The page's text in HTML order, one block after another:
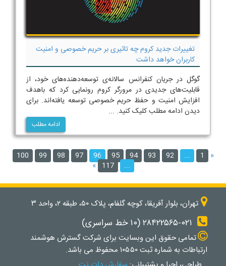
تغییرات جدید کروم چه تاثیری بر حریم خصوصی و امنیت
کاربران خواهد داشت
گوگل در جریان کنفرانس سالانه‌ی توسعه‌دهنده‌های خود، از
قابلیت‌های جدیدی در مرورگر کروم رونمایی کرد که باهدف
افزایش امنیت و حفظ حریم خصوصی توسعه یافته‌اند. برای
دیدن ادامه مطلب کلیک کنید. ...
ادامه مطلب
«
1
...
92
93
94
95
96
97
98
99
100
...
117
»
تهران، بلوار آفریقا، کوچه گلفام، پلاک ۵۰، طبقه ۲، واحد ۳
تمامی حقوق اين وبسايت برای شرکت گسترش هوشمند
ارتباطات به شماره ثبت ۱۰۵۵۰ محفوظ می باشد.